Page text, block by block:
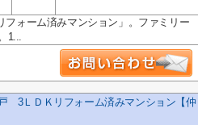
ォーム済みマンション」。ファミリー
1...
3ＬＤＫリフォーム済みマンション【仲